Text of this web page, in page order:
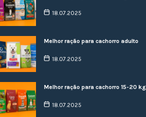
18.07.2025
Melhor ração para cachorro adulto
18.07.2025
Melhor ração para cachorro 15-20 kg
18.07.2025